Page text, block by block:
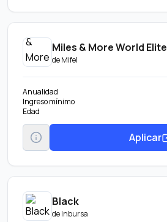
Descuentos Especiales en miles de
pagar con tu Tarjeta de Crédito Inbursa
Entretenimiento, Tiendas Departamentales.
Descuento en tiendas Sanborns.
Miles & More World Elite
deMifel
Anualidad
Ingreso mínimo
Edad
Aplicar
Black
deInbursa